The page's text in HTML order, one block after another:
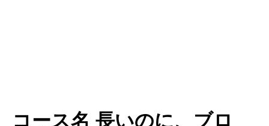
コース名 長いのに、ブロ